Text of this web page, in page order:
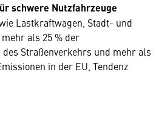
schwere Nutzfahrzeuge
Lastkraftwagen, Stadt- und
als 25 % der
Straßenverkehrs und mehr als
in der EU, Tendenz